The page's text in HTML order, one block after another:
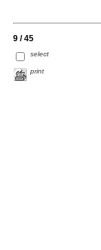
9 / 45
select
print